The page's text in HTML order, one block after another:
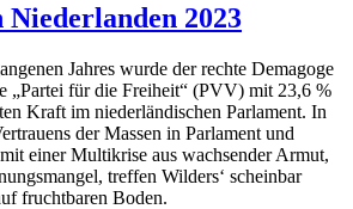
Niederlanden 2023
Jahres wurde der rechte Demagoge
„Partei für die Freiheit“ (PVV) mit 23,6 %
Kraft im niederländischen Parlament. In
der Massen in Parlament und
einer Multikrise aus wachsender Armut,
treffen Wilders‘ scheinbar
fruchtbaren Boden.